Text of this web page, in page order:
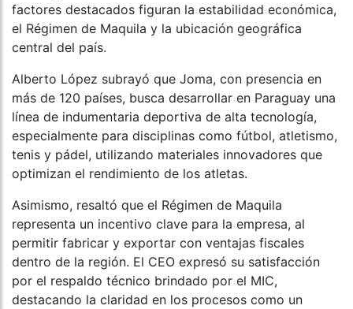
factores destacados figuran la estabilidad económica,
el Régimen de Maquila y la ubicación geográfica
central del país.
Alberto López subrayó que Joma, con presencia en
más de 120 países, busca desarrollar en Paraguay una
línea de indumentaria deportiva de alta tecnología,
especialmente para disciplinas como fútbol, atletismo,
tenis y pádel, utilizando materiales innovadores que
optimizan el rendimiento de los atletas.
Asimismo, resaltó que el Régimen de Maquila
representa un incentivo clave para la empresa, al
permitir fabricar y exportar con ventajas fiscales
dentro de la región. El CEO expresó su satisfacción
por el respaldo técnico brindado por el MIC,
destacando la claridad en los procesos como un